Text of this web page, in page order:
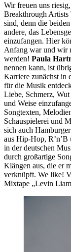
Wir freuen uns riesig,
Breakthrough Artists
sind, denn die
andere, das
einzufangen. Hier
Anfang war und wir
werden! Paula
nennen kann, ist
Karriere zunächst in
für die Musik
Liebe, Schmerz,
und Weise
Songtexten,
Schauspielerei und
sich auch Hamburger
aus Hip-Hop,
in der deutschen
durch großartige
Klängen aus, die er
verknüpft. We like!
Mixtape „Levin